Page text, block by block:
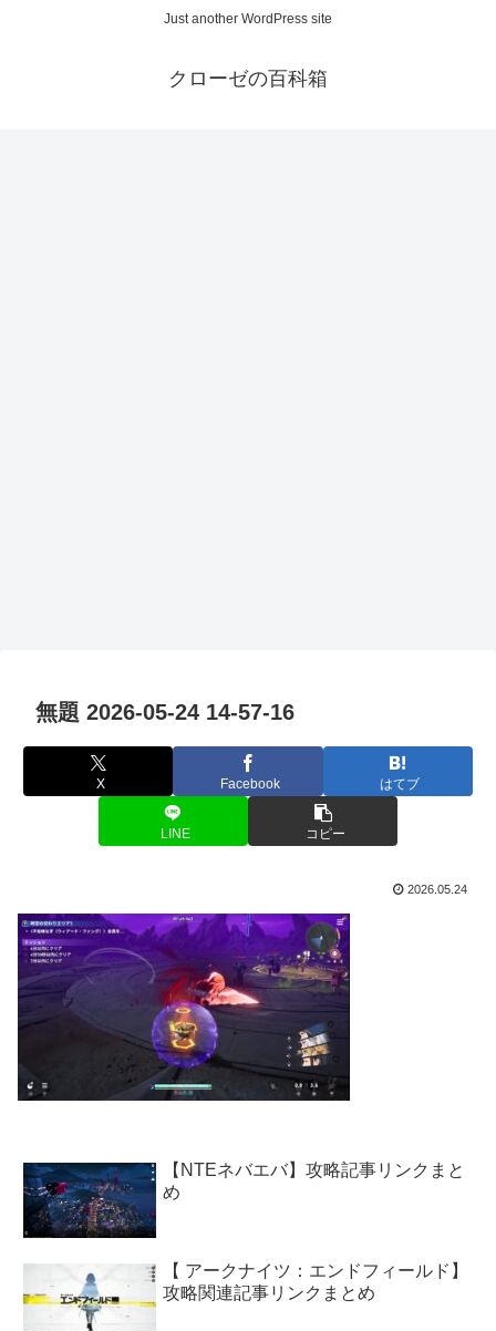
Just another WordPress site
クローゼの百科箱
無題 2026-05-24 14-57-16
X Facebook はてブ
LINE コピー
2026.05.24
【NTEネバエバ】攻略記事リンクまと
め
【 アークナイツ：エンドフィールド】
攻略関連記事リンクまとめ